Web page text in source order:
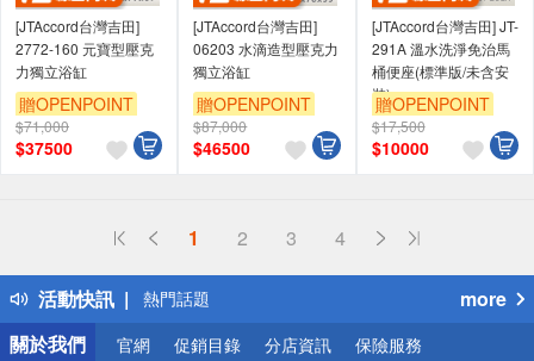
[JTAccord台灣吉田]
2772-160 元寶型壓克
力獨立浴缸
贈OPENPOINT
$71,000
$37500
[JTAccord台灣吉田]
06203 水滴造型壓克力
獨立浴缸
贈OPENPOINT
$87,000
$46500
[JTAccord台灣吉田] JT-
291A 溫水洗淨免治馬
桶便座(標準版/未含安
裝)
贈OPENPOINT
$17,500
$10000
1 2 3 4
活動快訊
詐騙網頁！請小心！
得獎公告
熱門話題
銀行優惠
偏遠地區配送
more
關於我們
官網 促銷目錄 分店資訊 保險服務